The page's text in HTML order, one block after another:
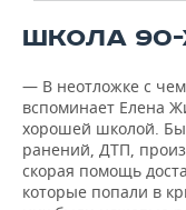
ШКОЛА
— В неотложке с
вспоминает Елена
хорошей школой.
ранений, ДТП,
скорая помощь
которые попали в